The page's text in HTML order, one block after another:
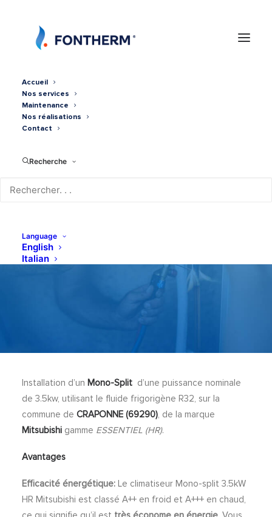
Accueil
Nos services
Maintenance
Nos réalisations
Contact
Recherche
Language
English
Italian
Installation d’un Mono-Split d’une puissance nominale
de 3.5kw, utilisant le fluide frigorigène R32, sur la
commune de CRAPONNE (69290), de la marque
Mitsubishi gamme ESSENTIEL (HR).
Avantages
Efficacité énergétique: Le climatiseur Mono-split 3.5kW
HR Mitsubishi est classé A++ en froid et A+++ en chaud,